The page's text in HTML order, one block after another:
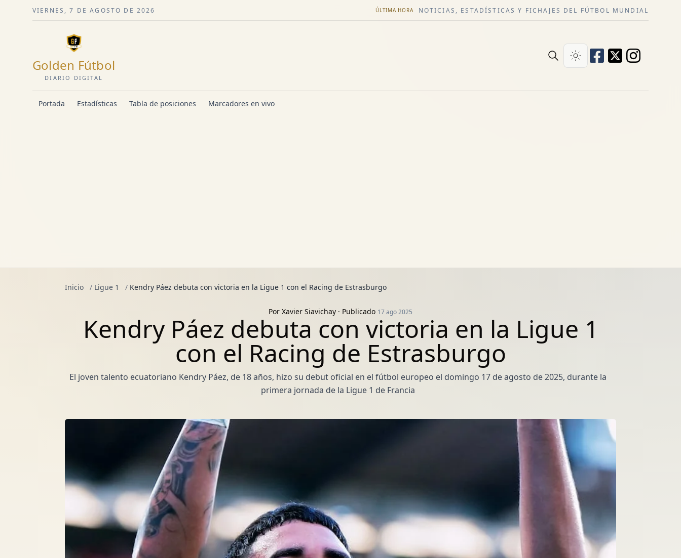
VIERNES, 7 DE AGOSTO DE 2026 ÚLTIMA HORA NOTICIAS, ESTADÍSTICAS Y FICHAJES DEL FÚTBOL MUNDIAL
Golden Fútbol
DIARIO DIGITAL
Portada Estadísticas Tabla de posiciones Marcadores en vivo
Inicio / Ligue 1 / Kendry Páez debuta con victoria en la Ligue 1 con el Racing de Estrasburgo
Por Xavier Siavichay · Publicado 17 ago 2025
Kendry Páez debuta con victoria en la Ligue 1
con el Racing de Estrasburgo
El joven talento ecuatoriano Kendry Páez, de 18 años, hizo su debut oficial en el fútbol europeo el domingo 17 de agosto de 2025, durante la
primera jornada de la Ligue 1 de Francia